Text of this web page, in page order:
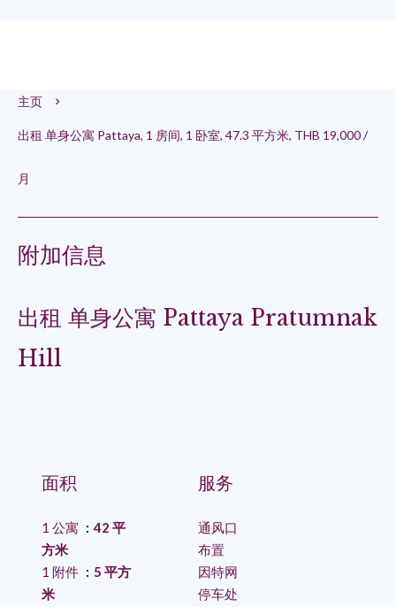
主页
出租 单身公寓 Pattaya, 1 房间, 1 卧室, 47.3 平方米, THB 19,000 /
月
附加信息
出租 单身公寓 Pattaya Pratumnak
Hill
面积
1 公寓
42 平
方米
1 附件
5 平方
米
服务
通风口
布置
因特网
停车处